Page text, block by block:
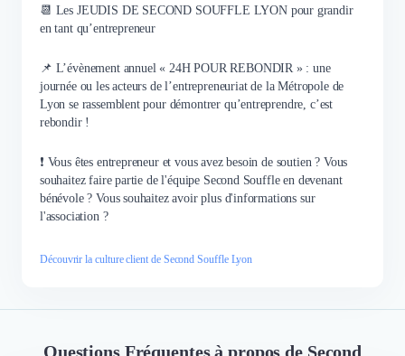
humaines, à l’écoute, humbles,
altruistes, disponibles, réactives et
question de fermer mais
d'envisager une stratégie pour me
permettre de retrouver l'énergie
et des solutions pour continuer.
plusieurs mois
psychologiquement par Pascale,
mise en relation avec Olivier qui
m’a permis de bénéficier d’un
sans lequel je n’aurais pas pu
accompagnement chaleureux et
📆 Les JEUDIS DE SECOND SOUFFLE LYON pour grandir
en tant qu’entrepreneur
📌 L’évènement annuel « 24H POUR REBONDIR » : une
journée ou les acteurs de l’entrepreneuriat de la Métropole de
Lyon se rassemblent pour démontrer qu’entreprendre, c’est
rebondir !
❗ Vous êtes entrepreneur et vous avez besoin de soutien ? Vous
souhaitez faire partie de l'équipe Second Souffle en devenant
bénévole ? Vous souhaitez avoir plus d'informations sur
l'association ?
Découvrir la culture client de Second Souffle Lyon
Questions Fréquentes à propos de Second